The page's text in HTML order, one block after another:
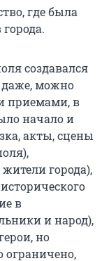
где была
создавался
можно
приемами, в
начало и
акты, сцены
города),
в
и народ),
но
ограничено,